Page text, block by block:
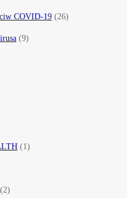
COVID-19 (26)
(9)
(1)
(2)